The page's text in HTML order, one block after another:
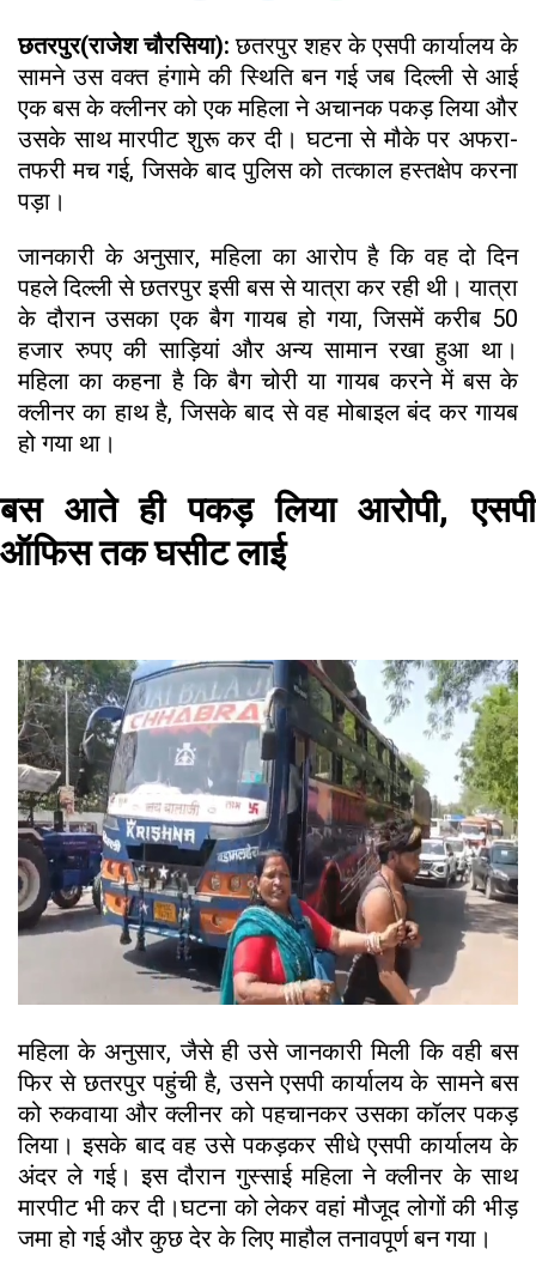
छतरपुर(राजेश चौरसिया): छतरपुर शहर के एसपी कार्यालय के
सामने उस वक्त हंगामे की स्थिति बन गई जब दिल्ली से आई
एक बस के क्लीनर को एक महिला ने अचानक पकड़ लिया और
उसके साथ मारपीट शुरू कर दी। घटना से मौके पर अफरा-
तफरी मच गई, जिसके बाद पुलिस को तत्काल हस्तक्षेप करना
पड़ा।
जानकारी के अनुसार, महिला का आरोप है कि वह दो दिन
पहले दिल्ली से छतरपुर इसी बस से यात्रा कर रही थी। यात्रा
के दौरान उसका एक बैग गायब हो गया, जिसमें करीब 50
हजार रुपए की साड़ियां और अन्य सामान रखा हुआ था।
महिला का कहना है कि बैग चोरी या गायब करने में बस के
क्लीनर का हाथ है, जिसके बाद से वह मोबाइल बंद कर गायब
हो गया था।
बस आते ही पकड़ लिया आरोपी, एसपी
ऑफिस तक घसीट लाई
महिला के अनुसार, जैसे ही उसे जानकारी मिली कि वही बस
फिर से छतरपुर पहुंची है, उसने एसपी कार्यालय के सामने बस
को रुकवाया और क्लीनर को पहचानकर उसका कॉलर पकड़
लिया। इसके बाद वह उसे पकड़कर सीधे एसपी कार्यालय के
अंदर ले गई। इस दौरान गुस्साई महिला ने क्लीनर के साथ
मारपीट भी कर दी।घटना को लेकर वहां मौजूद लोगों की भीड़
जमा हो गई और कुछ देर के लिए माहौल तनावपूर्ण बन गया।